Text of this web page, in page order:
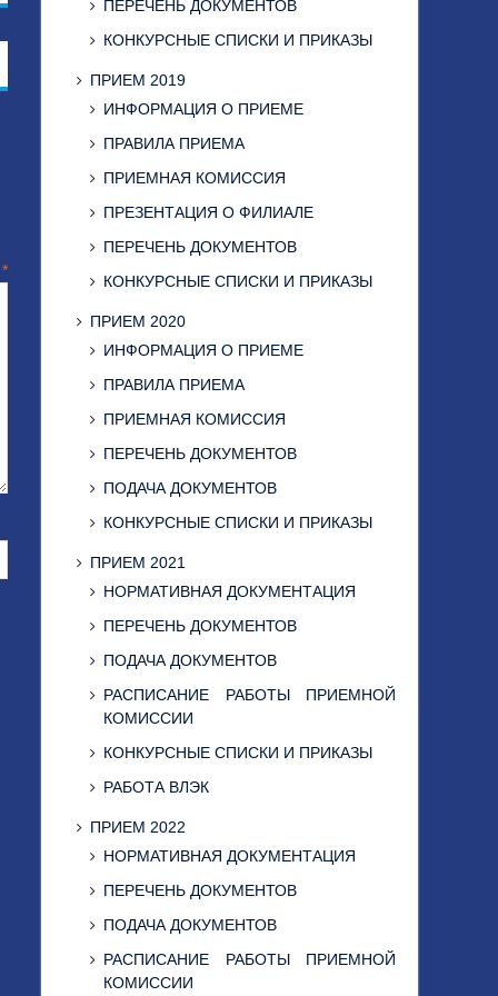
*
ПЕРЕЧЕНЬ ДОКУМЕНТОВ
КОНКУРСНЫЕ СПИСКИ И ПРИКАЗЫ
ПРИЕМ 2019
ИНФОРМАЦИЯ О ПРИЕМЕ
ПРАВИЛА ПРИЕМА
ПРИЕМНАЯ КОМИССИЯ
ПРЕЗЕНТАЦИЯ О ФИЛИАЛЕ
ПЕРЕЧЕНЬ ДОКУМЕНТОВ
КОНКУРСНЫЕ СПИСКИ И ПРИКАЗЫ
ПРИЕМ 2020
ИНФОРМАЦИЯ О ПРИЕМЕ
ПРАВИЛА ПРИЕМА
ПРИЕМНАЯ КОМИССИЯ
ПЕРЕЧЕНЬ ДОКУМЕНТОВ
ПОДАЧА ДОКУМЕНТОВ
КОНКУРСНЫЕ СПИСКИ И ПРИКАЗЫ
ПРИЕМ 2021
НОРМАТИВНАЯ ДОКУМЕНТАЦИЯ
ПЕРЕЧЕНЬ ДОКУМЕНТОВ
ПОДАЧА ДОКУМЕНТОВ
РАСПИСАНИЕ РАБОТЫ ПРИЕМНОЙ
КОМИССИИ
КОНКУРСНЫЕ СПИСКИ И ПРИКАЗЫ
РАБОТА ВЛЭК
ПРИЕМ 2022
НОРМАТИВНАЯ ДОКУМЕНТАЦИЯ
ПЕРЕЧЕНЬ ДОКУМЕНТОВ
ПОДАЧА ДОКУМЕНТОВ
РАСПИСАНИЕ РАБОТЫ ПРИЕМНОЙ
КОМИССИИ